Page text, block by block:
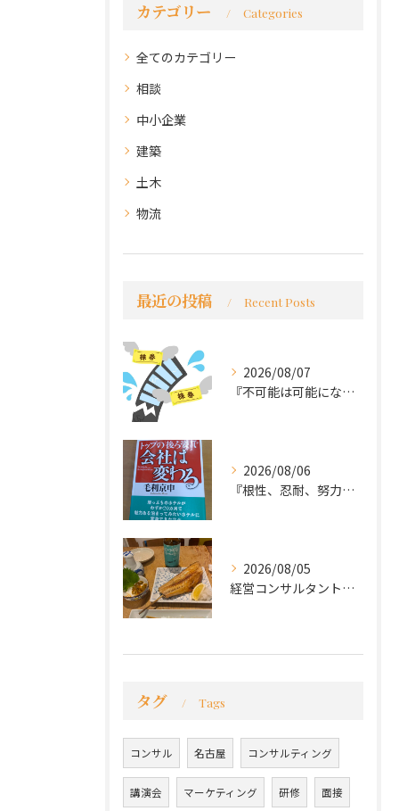
カテゴリー Categories
全てのカテゴリー
相談
中小企業
建築
土木
物流
最近の投稿 Recent Posts
2026/08/07
『不可能は可能になる』
2026/08/06
『根性、忍耐、努力という言葉は死語なのか』
2026/08/05
経営コンサルタントのモーちゃん・毛利京申です。
タグ Tags
コンサル 名古屋 コンサルティング
講演会 マーケティング 研修 面接